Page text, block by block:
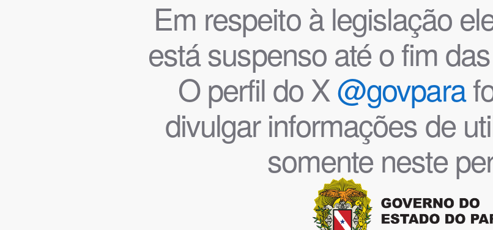
Em respeito à legislação
está suspenso até o fim
O perfil do X@govpara
divulgar informações de
somente neste